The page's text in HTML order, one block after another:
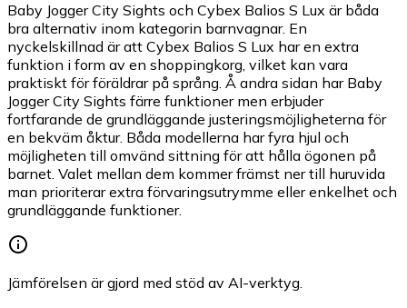
Baby Jogger City Sights och Cybex Balios S Lux är båda
bra alternativ inom kategorin barnvagnar. En
nyckelskillnad är att Cybex Balios S Lux har en extra
funktion i form av en shoppingkorg, vilket kan vara
praktiskt för föräldrar på språng. Å andra sidan har Baby
Jogger City Sights färre funktioner men erbjuder
fortfarande de grundläggande justeringsmöjligheterna för
en bekväm åktur. Båda modellerna har fyra hjul och
möjligheten till omvänd sittning för att hålla ögonen på
barnet. Valet mellan dem kommer främst ner till huruvida
man prioriterar extra förvaringsutrymme eller enkelhet och
grundläggande funktioner.
Jämförelsen är gjord med stöd av AI-verktyg.